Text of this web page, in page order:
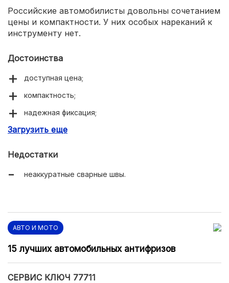
Российские автомобилисты довольны сочетанием
цены и компактности. У них особых нареканий к
инструменту нет.
Достоинства
доступная цена;
компактность;
надежная фиксация;
универсальность;
Загрузить еще
Недостатки
неаккуратные сварные швы.
АВТО И МОТО
15 лучших автомобильных антифризов
СЕРВИС КЛЮЧ 77711